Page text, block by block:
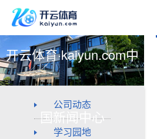
开云体育·kaiyun.com中
国新闻中心
公司动态
学习园地